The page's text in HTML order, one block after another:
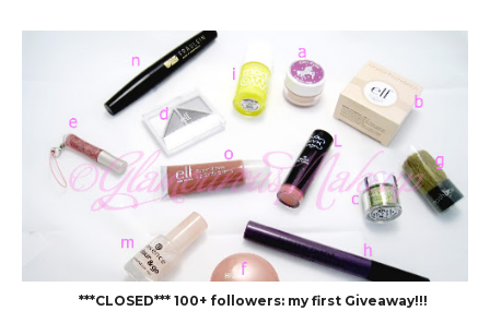
***CLOSED*** 100+ followers: my first Giveaway!!!